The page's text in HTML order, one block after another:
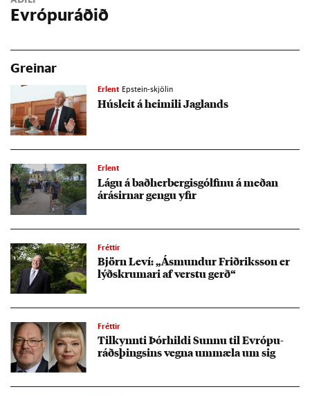
Evrópuráðið
Greinar
Erlent Epstein-skjölin
Hús­leit á heim­ili Jag­lands
Erlent
Lágu á bað­her­berg­is­gólf­inu á með­an
árás­irn­ar gengu yf­ir
Fréttir
Björn Leví: „Ásmund­ur Frið­riks­son er
lýðskrumari af verstu gerð“
Fréttir
Til­kynnti Þór­hildi Sunnu til Evr­ópu­
ráðs­þings­ins vegna um­mæla um sig